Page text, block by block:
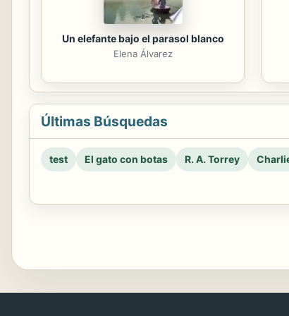
Un elefante bajo el parasol blanco
Elena Álvarez
Últimas Búsquedas
test El gato con botas R. A. Torrey